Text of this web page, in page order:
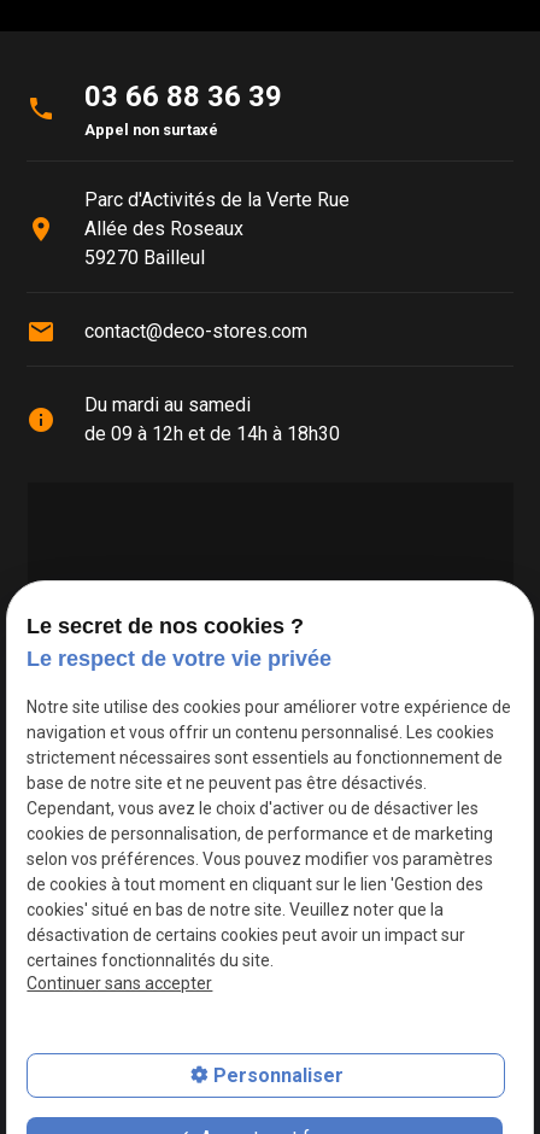
phone 03 66 88 36 39
Appel non surtaxé
place
Parc d'Activités de la Verte Rue
Allée des Roseaux
59270 Bailleul
mail contact@deco-stores.com
info
Du mardi au samedi
de 09 à 12h et de 14h à 18h30
Google Maps Search API est désactivé.
Plan du site
Mentions légales
Le secret de nos cookies ?
Le respect de votre vie privée
Notre site utilise des cookies pour améliorer votre expérience de
navigation et vous offrir un contenu personnalisé. Les cookies
strictement nécessaires sont essentiels au fonctionnement de
base de notre site et ne peuvent pas être désactivés.
Cependant, vous avez le choix d'activer ou de désactiver les
cookies de personnalisation, de performance et de marketing
selon vos préférences. Vous pouvez modifier vos paramètres
de cookies à tout moment en cliquant sur le lien 'Gestion des
cookies' situé en bas de notre site. Veuillez noter que la
désactivation de certains cookies peut avoir un impact sur
certaines fonctionnalités du site.
Continuer sans accepter
Personnaliser